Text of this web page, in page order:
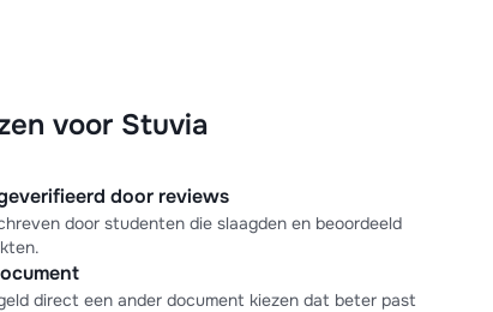
voor Stuvia
door reviews
door studenten die slaagden en beoordeeld
direct een ander document kiezen dat beter past